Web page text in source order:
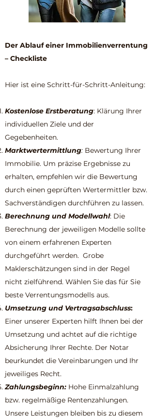
Der Ablauf einer Immobilienverrentung
– Checkliste
Hier ist eine Schritt-für-Schritt-Anleitung:
Kostenlose Erstberatung: Klärung Ihrer
individuellen Ziele und der
Gegebenheiten.
Marktwertermittlung: Bewertung Ihrer
Immobilie. Um präzise Ergebnisse zu
erhalten, empfehlen wir die Bewertung
durch einen geprüften Wertermittler bzw.
Sachverständigen durchführen zu lassen.
Berechnung und Modellwahl: Die
Berechnung der jeweiligen Modelle sollte
von einem erfahrenen Experten
durchgeführt werden. Grobe
Maklerschätzungen sind in der Regel
nicht zielführend. Wählen Sie das für Sie
beste Verrentungsmodells aus.
Umsetzung und Vertragsabschluss:
Einer unserer Experten hilft Ihnen bei der
Umsetzung und achtet auf die richtige
Absicherung Ihrer Rechte. Der Notar
beurkundet die Vereinbarungen und Ihr
jeweiliges Recht.
Zahlungsbeginn: Hohe Einmalzahlung
bzw. regelmäßige Rentenzahlungen.
Unsere Leistungen bleiben bis zu diesem